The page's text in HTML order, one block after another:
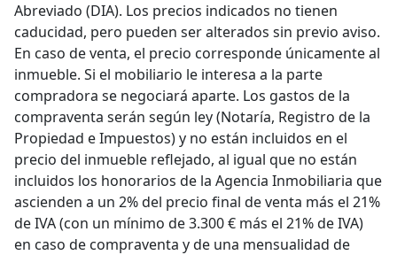
Abreviado (DIA). Los precios indicados no tienen
caducidad, pero pueden ser alterados sin previo aviso.
En caso de venta, el precio corresponde únicamente al
inmueble. Si el mobiliario le interesa a la parte
compradora se negociará aparte. Los gastos de la
compraventa serán según ley (Notaría, Registro de la
Propiedad e Impuestos) y no están incluidos en el
precio del inmueble reflejado, al igual que no están
incluidos los honorarios de la Agencia Inmobiliaria que
ascienden a un 2% del precio final de venta más el 21%
de IVA (con un mínimo de 3.300 € más el 21% de IVA)
en caso de compraventa y de una mensualidad de